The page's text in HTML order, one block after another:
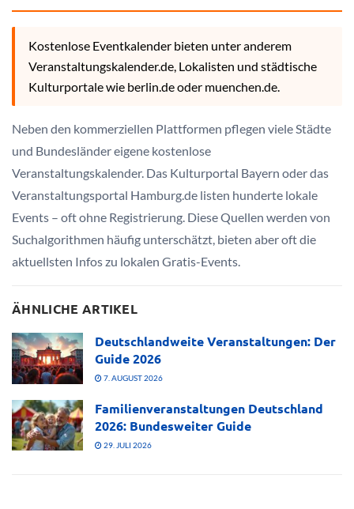
Kostenlose Eventkalender bieten unter anderem
Veranstaltungskalender.de, Lokalisten und städtische
Kulturportale wie berlin.de oder muenchen.de.
Neben den kommerziellen Plattformen pflegen viele Städte
und Bundesländer eigene kostenlose
Veranstaltungskalender. Das Kulturportal Bayern oder das
Veranstaltungsportal Hamburg.de listen hunderte lokale
Events – oft ohne Registrierung. Diese Quellen werden von
Suchalgorithmen häufig unterschätzt, bieten aber oft die
aktuellsten Infos zu lokalen Gratis-Events.
ÄHNLICHE ARTIKEL
Deutschlandweite Veranstaltungen: Der
Guide 2026
7. AUGUST 2026
Familienveranstaltungen Deutschland
2026: Bundesweiter Guide
29. JULI 2026